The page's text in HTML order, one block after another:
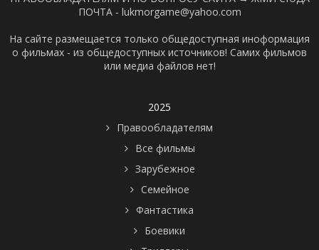
ПОЧТА - lukmorgame@yahoo.com
На сайте размещается только общедоступная иноформация
о фильмах - из общедоступных источников! Самих фильмов
или медиа файлов нет!
2025
Правообладателям
Все фильмы
Зарубежное
Семейное
Фантастика
Боевики